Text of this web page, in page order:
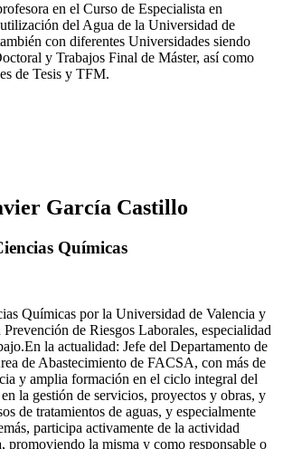
en el Curso de Especialista en
del Agua de la Universidad de
con diferentes Universidades siendo
y Trabajos Final de Máster, así como
de Tesis y TFM.
García Castillo
Químicas
Químicas por la Universidad de Valencia y
de Riesgos Laborales, especialidad
la actualidad: Jefe del Departamento de
de Abastecimiento de FACSA, con más de
y amplia formación en el ciclo integral del
la gestión de servicios, proyectos y obras, y
de tratamientos de aguas, y especialmente
participa activamente de la actividad
promoviendo la misma y como responsable o